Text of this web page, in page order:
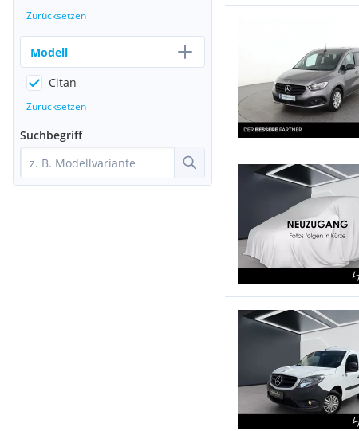
Zurücksetzen
Modell
Citan
Zurücksetzen
Suchbegriff